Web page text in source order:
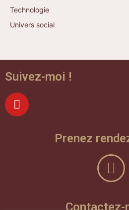
Technologie
Univers social
Suivez-moi !
Prenez
Contactez-